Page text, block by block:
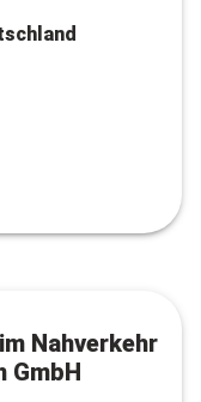
Nahverkehr
GmbH